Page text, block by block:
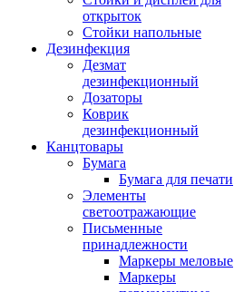
открыток
Стойки напольные
Дезинфекция
Дезмат
дезинфекционный
Дозаторы
Коврик
дезинфекционный
Канцтовары
Бумага
Бумага для печати
Элементы
светоотражающие
Письменные
принадлежности
Маркеры меловые
Маркеры